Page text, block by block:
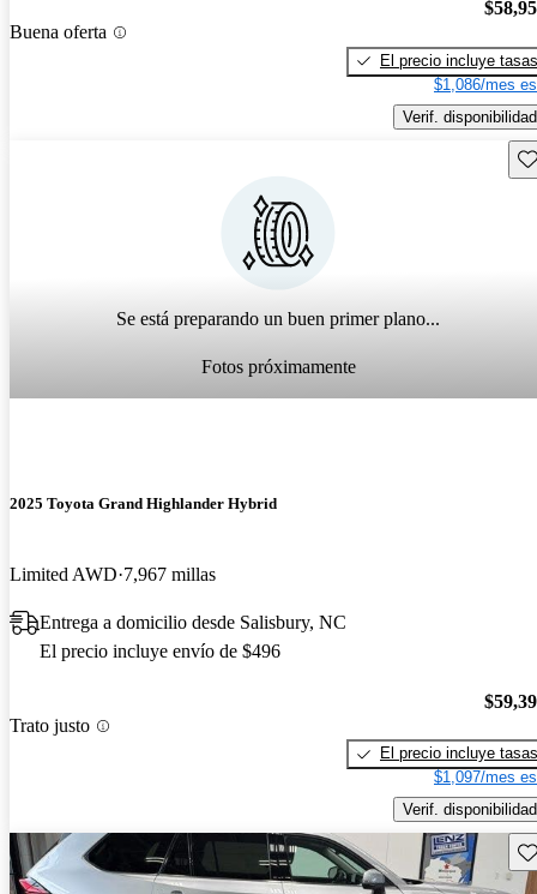
Buena oferta
El precio incluye tasas
$1,086/mes
Verif. disponibilidad
Se está preparando un buen primer plano...
Fotos próximamente
2025 Toyota Grand Highlander Hybrid
Limited AWD 7,967 millas
Entrega a domicilio desde Salisbury, NC
El precio incluye envío de $496
Trato justo
El precio incluye tasas
$1,097/mes
Verif. disponibilidad